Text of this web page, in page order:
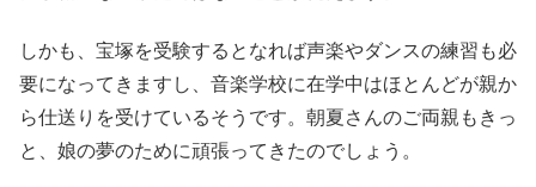
しかも、宝塚を受験するとなれば声楽やダンスの練習も必
要になってきますし、音楽学校に在学中はほとんどが親か
ら仕送りを受けているそうです。朝夏さんのご両親もきっ
と、娘の夢のために頑張ってきたのでしょう。